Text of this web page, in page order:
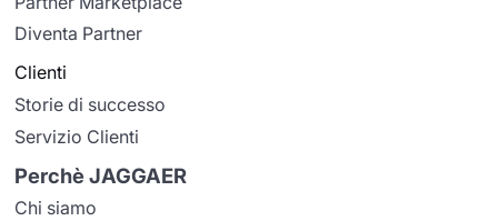
Diventa Partner
Clienti
Storie di successo
Servizio Clienti
Perchè JAGGAER
Chi siamo